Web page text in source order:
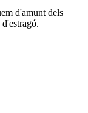
d'amunt dels